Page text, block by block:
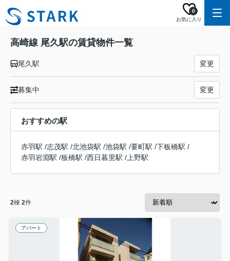
お気に入り
0
高崎線 尾久駅の賃貸物件一覧
尾久駅 変更
募集中 変更
おすすめの駅
赤羽駅 /志茂駅 /北池袋駅 /池袋駅 /要町駅 /下板橋駅 /
赤羽岩淵駅 /板橋駅 /西日暮里駅 / 上野駅
2棟 2件
アパート